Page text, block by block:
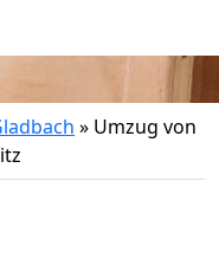
» Umzug von